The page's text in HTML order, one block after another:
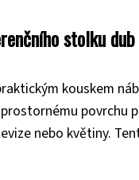
stolku dub
kouskem
nebo květiny.